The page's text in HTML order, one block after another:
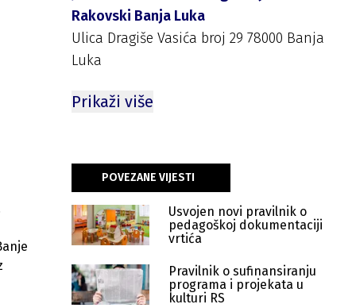
Rakovski Banja Luka
Ulica Dragiše Vasića broj 29 78000 Banja
Luka
Prikaži više
POVEZANE VIJESTI
Usvojen novi pravilnik o
pedagoškoj dokumentaciji
vrtića
Pravilnik o sufinansiranju
programa i projekata u
kulturi RS